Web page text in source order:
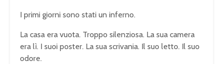
I primi giorni sono stati un inferno.
La casa era vuota. Troppo silenziosa. La sua camera
era lì. I suoi poster. La sua scrivania. Il suo letto. Il suo
odore.